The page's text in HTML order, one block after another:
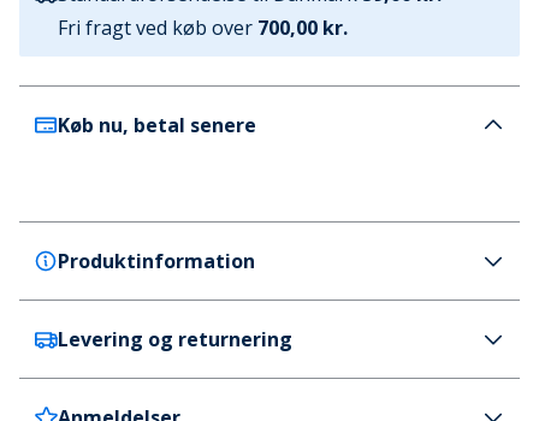
Fri fragt ved køb over 700,00 kr.
Køb nu, betal senere
Produktinformation
SKECHERS SPORT
SKECHERS Dame Skech-Lite Pro Perfect Time
Sneakers Sort
Levering og returnering